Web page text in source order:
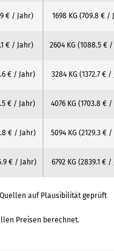
€ / Jahr) 1698 KG (709.8 € /
€ / Jahr) 2604 KG (1088.5 € /
€ / Jahr) 3284 KG (1372.7 € /
€ / Jahr) 4076 KG (1703.8 € /
€ / Jahr) 5094 KG (2129.3 € /
€ / Jahr) 6792 KG (2839.1 € /
auf Plausibilität geprüft
Preisen berechnet.